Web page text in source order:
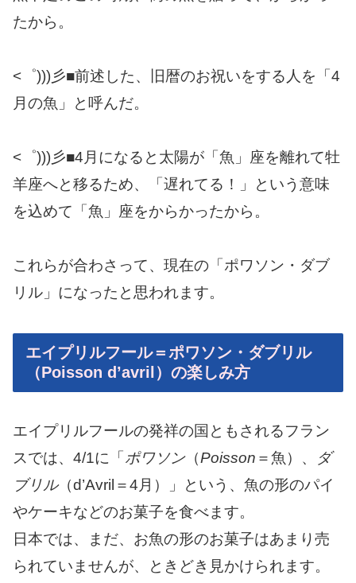
たから。
<゜)))彡■前述した、旧暦のお祝いをする人を「4
月の魚」と呼んだ。
<゜)))彡■4月になると太陽が「魚」座を離れて牡
羊座へと移るため、「遅れてる！」という意味
を込めて「魚」座をからかったから。
これらが合わさって、現在の「ポワソン・ダブ
リル」になったと思われます。
エイプリルフール＝ポワソン・ダブリル
（Poisson d’avril）の楽しみ方
エイプリルフールの発祥の国ともされるフラン
スでは、4/1に「 ポワソン（Poisson ＝魚）、
ダ
ブリル（d’Avril＝4月）」という、魚の形のパイ
やケーキなどのお菓子を食べます。
日本では、まだ、お魚の形のお菓子はあまり売
られていませんが、ときどき見かけられます。